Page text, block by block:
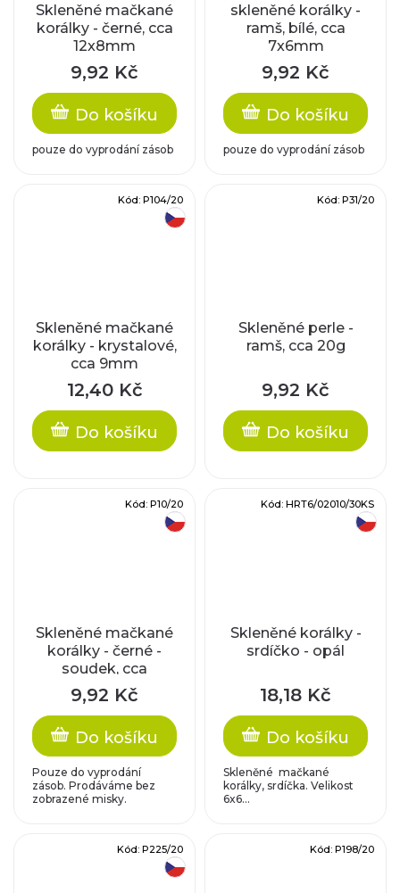
Skleněné mačkané
korálky - černé, cca
12x8mm
9,92 Kč
Do košíku
pouze do vyprodání zásob
skleněné korálky -
ramš, bílé, cca
7x6mm
9,92 Kč
Do košíku
pouze do vyprodání zásob
Skleněné mačkané
korálky - krystalové,
cca 9mm
12,40 Kč
Do košíku
Kód: P104/20
Skleněné perle -
ramš, cca 20g
9,92 Kč
Do košíku
Kód: P31/20
Skleněné mačkané
korálky - černé -
soudek, cca
7x6mm
9,92 Kč
Do košíku
Pouze do vyprodání
zásob. Prodáváme bez
zobrazené misky.
Kód: P10/20
Skleněné korálky -
srdíčko - opál
18,18 Kč
Do košíku
Skleněné mačkané
korálky, srdíčka. Velikost
6x6...
Kód: HRT6/02010/30KS
Kód: P225/20 Kód: P198/20